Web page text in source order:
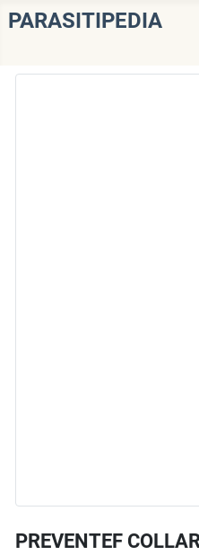
PARASITIPEDIA
PREVENTEF